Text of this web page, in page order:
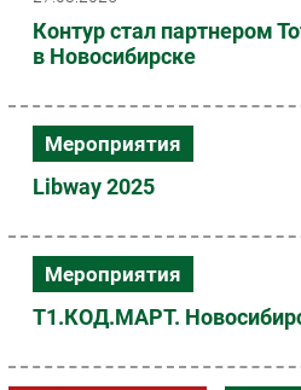
Контур стал партнером
в Новосибирске
Мероприятия
Libway 2025
Мероприятия
Т1.КОД.МАРТ.